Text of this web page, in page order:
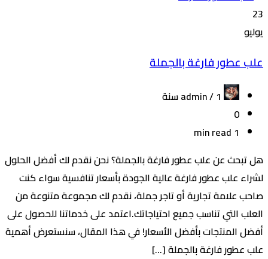
23
يوليو
علب عطور فارغة بالجملة
1 سنة
0
1 min read
هل تبحث عن علب عطور فارغة بالجملة؟ نحن نقدم لك أفضل الحلول
لشراء علب عطور فارغة عالية الجودة بأسعار تنافسية سواء كنت
صاحب علامة تجارية أو تاجر جملة، نقدم لك مجموعة متنوعة من
العلب التي تناسب جميع احتياجاتك.اعتمد على خدماتنا للحصول على
أفضل المنتجات بأفضل الأسعار! في هذا المقال، سنستعرض أهمية
علب عطور فارغة بالجملة […]